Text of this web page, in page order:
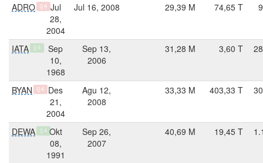
ADRO Q4 Jul
28,
2004
Jul 16, 2008 29,39 M 74,65 T
IATA Q4
Sep
10,
1968
Sep 13,
2006
31,28 M 3,60 T
BYAN Q4
Des
21,
2004
Agu 12,
2008
33,33 M 403,33 T
DEWA Q4 Okt
08,
1991
Sep 26,
2007
40,69 M 19,45 T